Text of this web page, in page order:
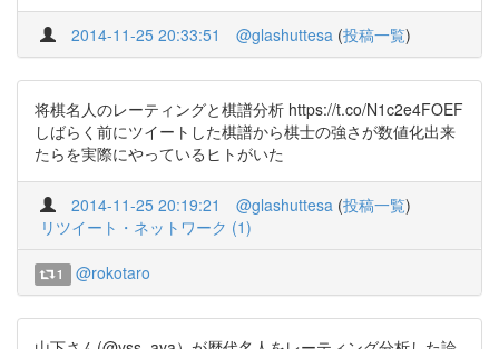
2014-11-25 20:33:51 @glashuttesa (投稿一覧)
将棋名人のレーティングと棋譜分析 https://t.co/N1c2e4FOEF
しばらく前にツイートした棋譜から棋士の強さが数値化出来
たらを実際にやっているヒトがいた
2014-11-25 20:19:21 @glashuttesa (投稿一覧)
リツイート・ネットワーク (1)
1 @rokotaro